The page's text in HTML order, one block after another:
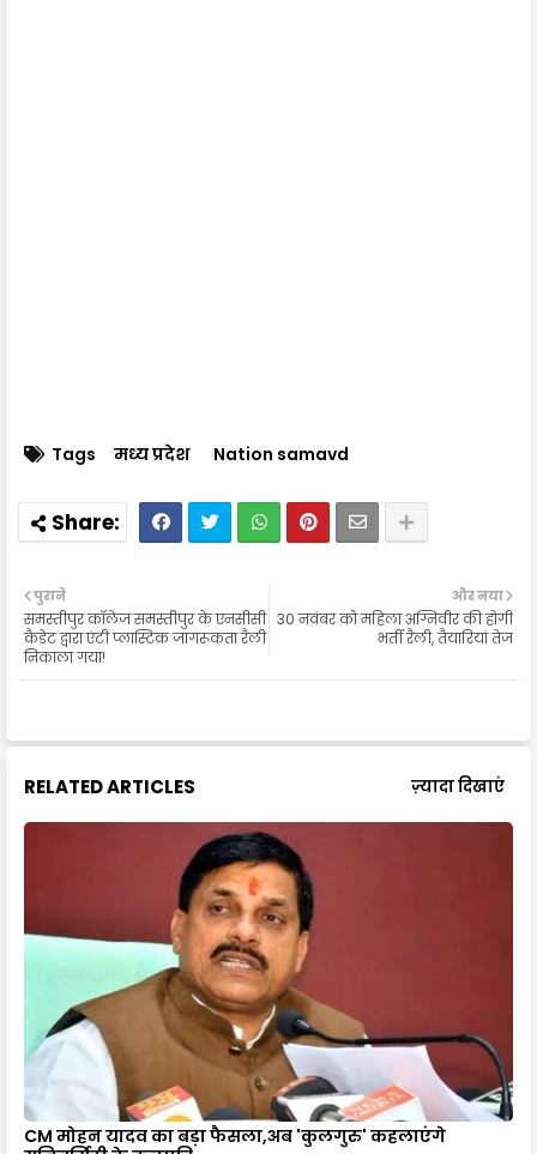
Tags मध्य प्रदेश Nation samavd
और नया
30 नवंबर को महिला अग्निवीर की होगी
भर्ती रैली, तैयारियां तेज
पुराने
समस्तीपुर कॉलेज समस्तीपुर के एनसीसी
कैडेट द्वारा एंटी प्लास्टिक जागरूकता रैली
निकाला गया!
RELATED ARTICLES ज़्यादा दिखाएं
CM मोहन यादव का बड़ा फैसला,अब 'कुलगुरु' कहलाएंगे